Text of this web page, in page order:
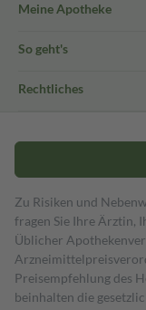
Meine Apotheke
So geht's
Rechtliches
Zu Risiken und
fragen Sie Ihre Ärztin,
Üblicher
Preisempfehlung des
beinhalten die